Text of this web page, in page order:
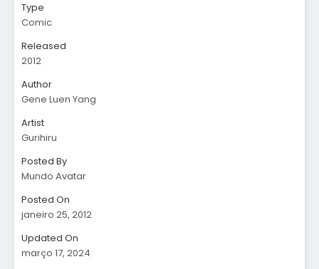
Type
Comic
Released
2012
Author
Gene Luen Yang
Artist
Gurihiru
Posted By
Mundo Avatar
Posted On
janeiro 25, 2012
Updated On
março 17, 2024